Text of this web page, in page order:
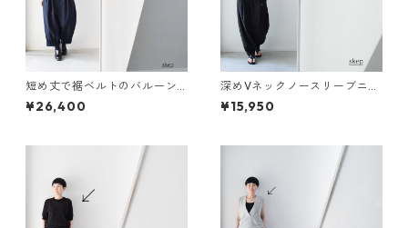
短め丈で裾ベルトのバルーン
パンツ(ツイル：中肉厚)：紺
［PT49SPNV-T］
¥26,400
深めVネックノースリーブニッ
ト：白［NT69NSWH］
¥15,950